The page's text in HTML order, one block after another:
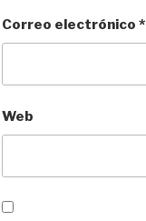
Correo electrónico *
Web